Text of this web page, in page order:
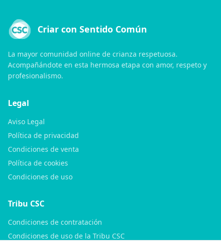
Criar con Sentido Común
La mayor comunidad online de crianza respetuosa.
Acompañándote en esta hermosa etapa con amor, respeto y
profesionalismo.
Legal
Aviso Legal
Política de privacidad
Condiciones de venta
Política de cookies
Condiciones de uso
Tribu CSC
Condiciones de contratación
Condiciones de uso de la Tribu CSC